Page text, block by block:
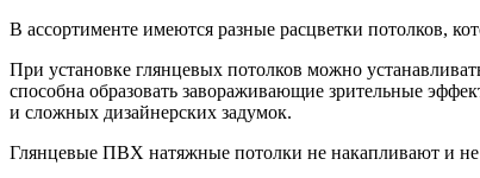
В ассортименте имеются разные расцветки потолков,
При установке глянцевых потолков можно
способна образовать завораживающие зрительные
и сложных дизайнерских задумок.
Глянцевые ПВХ натяжные потолки не накапливают и